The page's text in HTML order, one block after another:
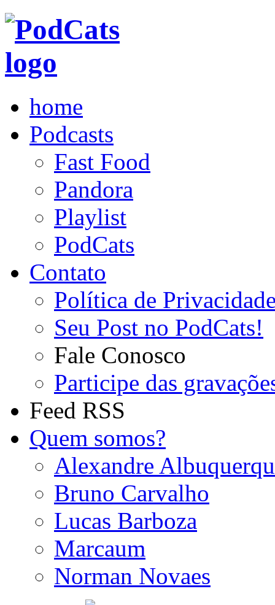
home
Podcasts
Fast Food
Pandora
Playlist
PodCats
Contato
Política de
Seu Post no PodCats!
Fale Conosco
Participe das
Feed RSS
Quem somos?
Alexandre
Bruno Carvalho
Lucas Barboza
Marcaum
Norman Novaes